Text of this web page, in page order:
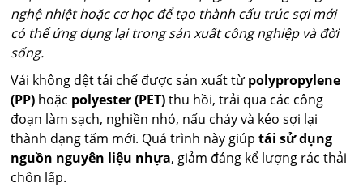
nghệ nhiệt hoặc cơ học để tạo thành cấu trúc sợi mới
có thể ứng dụng lại trong sản xuất công nghiệp và đời
sống.
Vải không dệt tái chế được sản xuất từ polypropylene
(PP) hoặc polyester (PET)thu hồi, trải qua các công
đoạn làm sạch, nghiền nhỏ, nấu chảy và kéo sợi lại
thành dạng tấm mới. Quá trình này giúptái sử dụng
nguồn nguyên liệu nhựa, giảm đáng kể lượng rác thải
chôn lấp.